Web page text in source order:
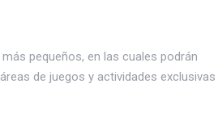
pequeños, en las cuales podrán
de juegos y actividades exclusivas